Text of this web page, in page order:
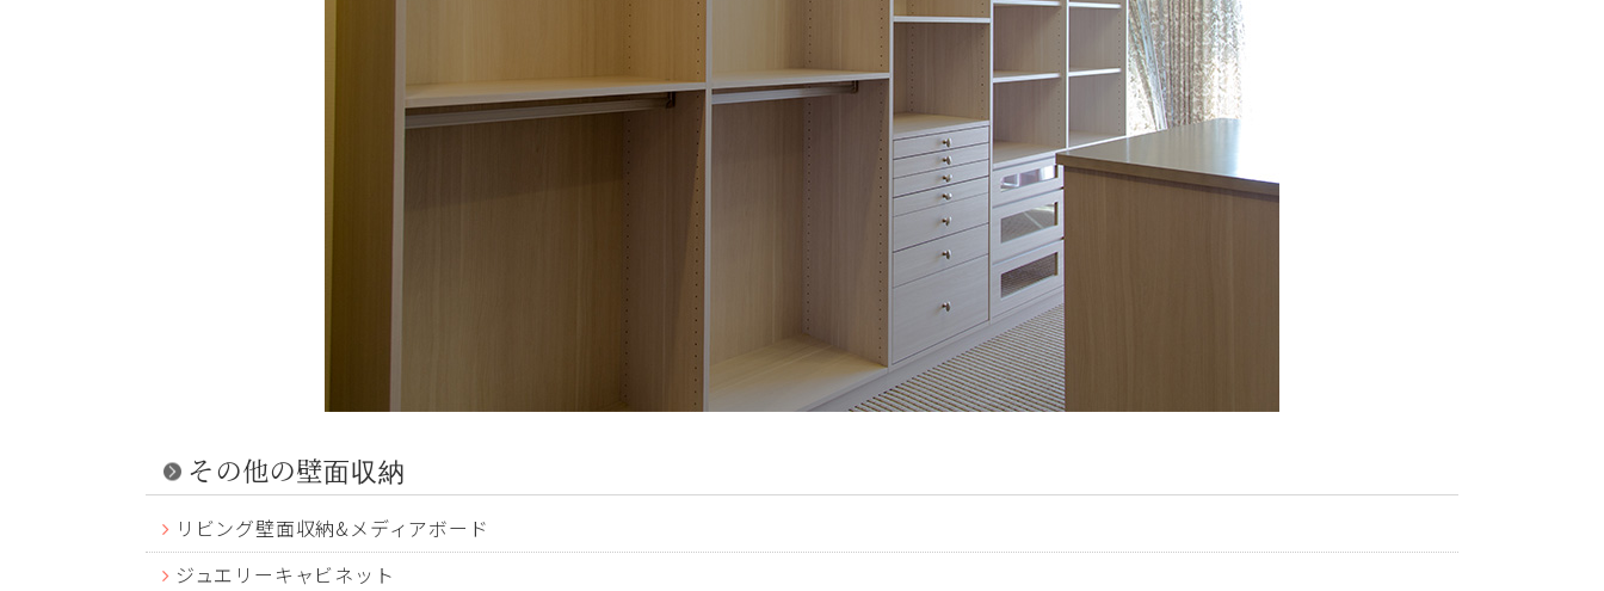
その他の壁面収納
リビング壁面収納&メディアボード
ジュエリーキャビネット